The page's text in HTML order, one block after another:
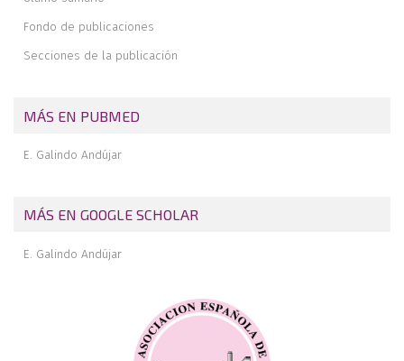
Fondo de publicaciones
Secciones de la publicación
MÁS EN PUBMED
E. Galindo Andújar
MÁS EN GOOGLE SCHOLAR
E. Galindo Andújar